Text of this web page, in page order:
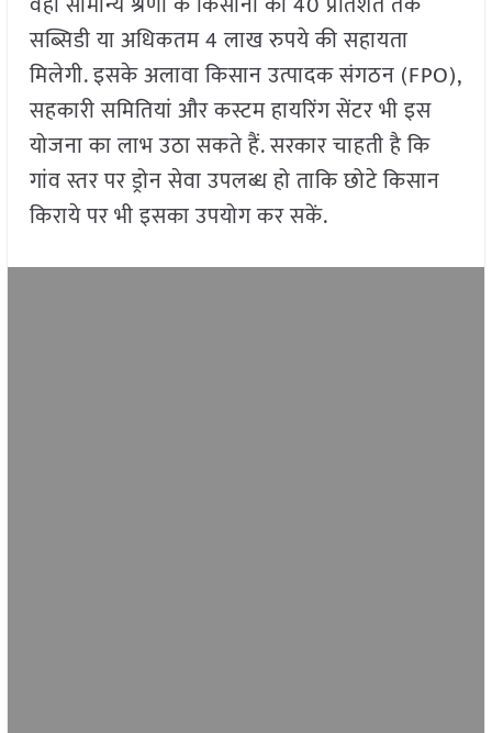
सब्सिडी या अधिकतम 4 लाख रुपये की सहायता
मिलेगी. इसके अलावा किसान उत्पादक संगठन (FPO),
सहकारी समितियां और कस्टम हायरिंग सेंटर भी इस
योजना का लाभ उठा सकते हैं. सरकार चाहती है कि
गांव स्तर पर ड्रोन सेवा उपलब्ध हो ताकि छोटे किसान
किराये पर भी इसका उपयोग कर सकें.